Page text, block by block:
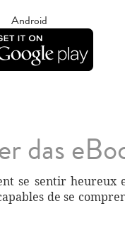
Android
das
se sentir heureux
de se